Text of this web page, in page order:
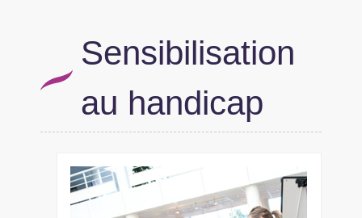
Sensibilisation
au handicap